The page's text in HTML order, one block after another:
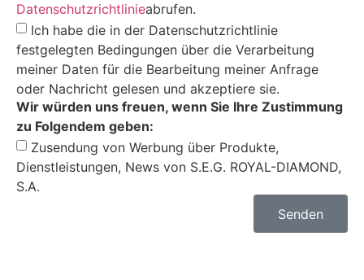
Datenschutzrichtlinieabrufen.
Ich habe die in der Datenschutzrichtlinie
festgelegten Bedingungen über die Verarbeitung
meiner Daten für die Bearbeitung meiner Anfrage
oder Nachricht gelesen und akzeptiere sie.
Wir würden uns freuen, wenn Sie Ihre Zustimmung
zu Folgendem geben:
Zusendung von Werbung über Produkte,
Dienstleistungen, News von S.E.G. ROYAL-DIAMOND,
S.A.
Senden